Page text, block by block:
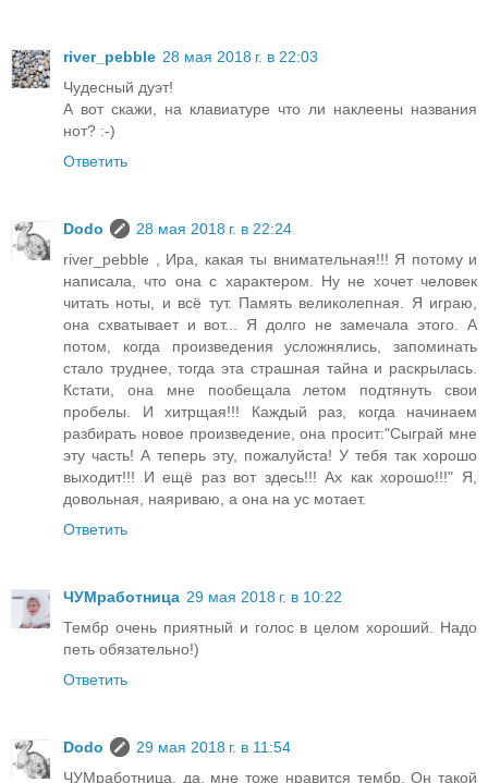
river_pebble 28 мая 2018 г. в 22:03
Чудесный дуэт!
А вот скажи, на клавиатуре что ли наклеены названия
нот? :-)
Ответить
Dodo
28 мая 2018 г. в 22:24
river_pebble , Ира, какая ты внимательная!!! Я потому и
написала, что она с характером. Ну не хочет человек
читать ноты, и всё тут. Память великолепная. Я играю,
она схватывает и вот... Я долго не замечала этого. А
потом, когда произведения усложнялись, запоминать
стало труднее, тогда эта страшная тайна и раскрылась.
Кстати, она мне пообещала летом подтянуть свои
пробелы. И хитрщая!!! Каждый раз, когда начинаем
разбирать новое произведение, она просит:"Сыграй мне
эту часть! А теперь эту, пожалуйста! У тебя так хорошо
выходит!!! И ещё раз вот здесь!!! Ах как хорошо!!!" Я,
довольная, наяриваю, а она на ус мотает.
Ответить
ЧУМработница 29 мая 2018 г. в 10:22
Тембр очень приятный и голос в целом хороший. Надо
петь обязательно!)
Ответить
Dodo
29 мая 2018 г. в 11:54
ЧУМработница, да, мне тоже нравится тембр. Он такой